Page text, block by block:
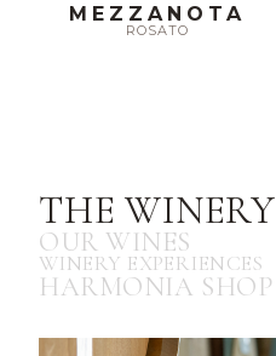
MEZZANOTA
ROSATO
THE WINERY
OUR WINES
WINERY EXPERIENCES
HARMONIA SHOP